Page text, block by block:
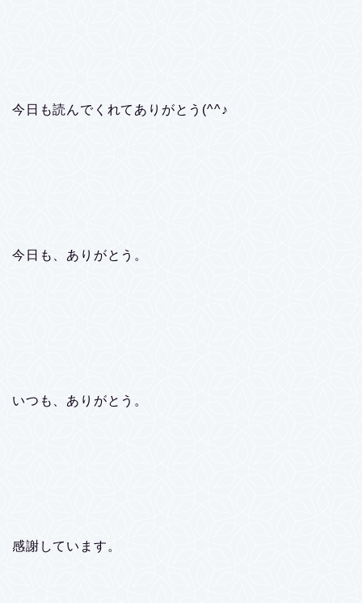
今日も読んでくれてありがとう(^^♪
今日も、ありがとう。
いつも、ありがとう。
感謝しています。